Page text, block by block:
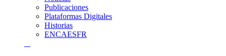
Publicaciones
Plataformas Digitales
Historias
ENCAESFR